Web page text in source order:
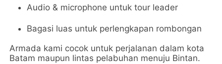
Audio & microphone untuk tour leader
Bagasi luas untuk perlengkapan rombongan
Armada kami cocok untuk perjalanan dalam kota
Batam maupun lintas pelabuhan menuju Bintan.